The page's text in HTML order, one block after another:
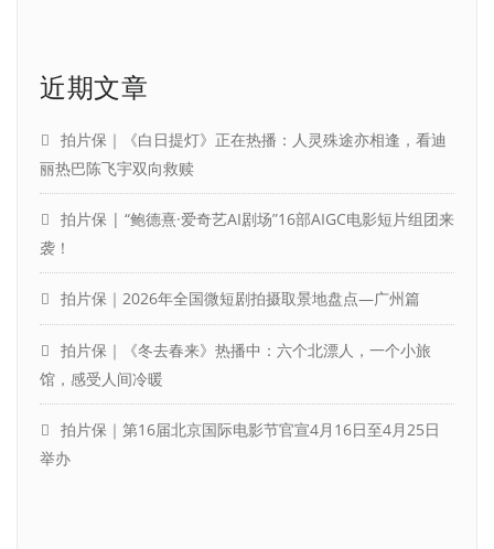
近期文章
拍片保｜《白日提灯》正在热播：人灵殊途亦相逢，看迪
丽热巴陈飞宇双向救赎
拍片保 | “鲍德熹·爱奇艺AI剧场”16部AIGC电影短片组团来
袭！
拍片保｜2026年全国微短剧拍摄取景地盘点—广州篇
拍片保｜《冬去春来》热播中：六个北漂人，一个小旅
馆，感受人间冷暖
拍片保｜第16届北京国际电影节官宣4月16日至4月25日
举办